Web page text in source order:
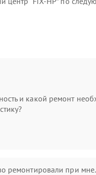
и какой ремонт
ремонтировали при мне.